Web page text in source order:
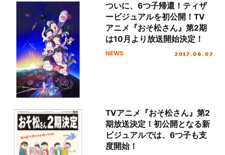
ついに、6つ子帰還！ティザ
ービジュアルを初公開！TV
アニメ『おそ松さん』第2期
は10月より放送開始決定！
NEWS 2017.06.07
TVアニメ『おそ松さん』第2
期放送決定！初公開となる新
ビジュアルでは、6つ子も支
度開始！